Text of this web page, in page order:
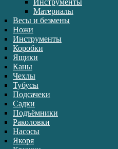
Инструменты
Материалы
Весы и безмены
Ножи
Инструменты
Коробки
Ящики
Каны
Чехлы
Тубусы
Подсачеки
Садки
Подъёмники
Раколовки
Насосы
Якоря